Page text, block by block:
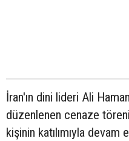
İran'ın dini lideri Ali
düzenlenen cenaze
kişinin katılımıyla devam